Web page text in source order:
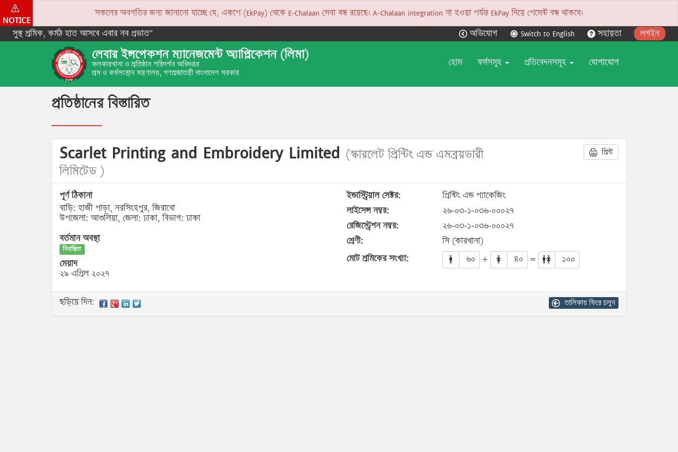
NOTICE
সকলের অবগতির জন্য জানানো যাচ্ছে যে, একপে (EkPay) থেকে E-Chalaan সেবা বন্ধ রয়েছে। A-Chalaan integration না হওয়া পর্যন্ত EkPay দিয়ে পেমেন্ট বন্ধ থাকবে।
সুস্থ শ্রমিক, কর্মঠ হাত আসবে এবার নব প্রভাত”
অভিযোগ Switch to English সহায়তা লগইন
লেবার ইন্সপেকশন ম্যানেজমেন্ট অ্যাপ্লিকেশন (লিমা)
কলকারখানা ও প্রতিষ্ঠান পরিদর্শন অধিদপ্তর
শ্রম ও কর্মসংস্থান মন্ত্রণালয়, গণপ্রজাতন্ত্রী বাংলাদেশ সরকার
হোম ফর্মসমূহ প্রতিবেদনসমূহ যোগাযোগ
প্রতিষ্ঠানের বিস্তারিত
Scarlet Printing and Embroidery Limited (স্কারলেট প্রিন্টিং এন্ড এমব্রয়ডারী
লিমিটেড )
প্রিন্ট
পূর্ণ ঠিকানা
বাড়ি: হাজী পাড়া, নরসিংহপুর, জিরাবো
উপজেলা: আশুলিয়া, জেলা: ঢাকা, বিভাগ: ঢাকা
বর্তমান অবস্থা
নিবন্ধিত
মেয়াদ
২৯ এপ্রিল ২০২৭
ইন্ডাস্ট্রিয়াল সেক্টর:
প্রিন্টিং এন্ড প্যাকেজিং
লাইসেন্স নম্বর:
২৬-০৩-১-০৩৬-০০০২৭
রেজিস্ট্রেশন নম্বর:
২৬-০৩-১-০৩৬-০০০২৭
শ্রেণী:
সি (কারখানা)
মোট শ্রমিকের সংখ্যা:
৬০ + ৪০ = ১০০
ছড়িয়ে দিন: তালিকায় ফিরে চলুন